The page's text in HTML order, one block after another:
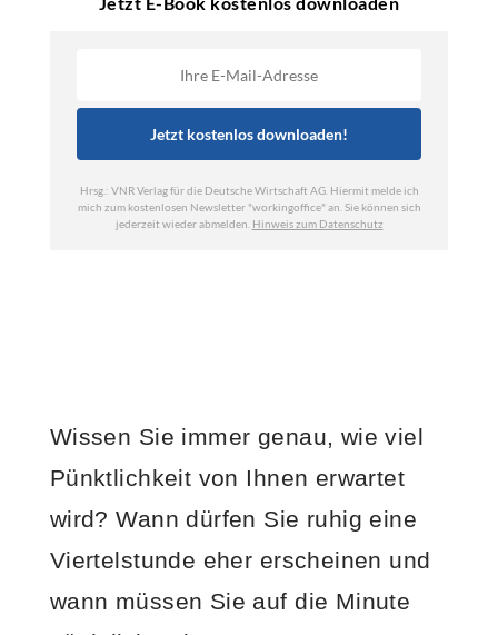
Wissen Sie immer genau, wie viel
Pünktlichkeit von Ihnen erwartet
wird? Wann dürfen Sie ruhig eine
Viertelstunde eher erscheinen und
wann müssen Sie auf die Minute